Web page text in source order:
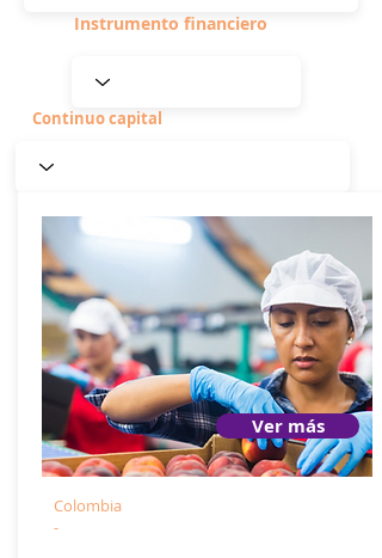
Instrumento financiero
Continuo capital
Ver más
Colombia
-